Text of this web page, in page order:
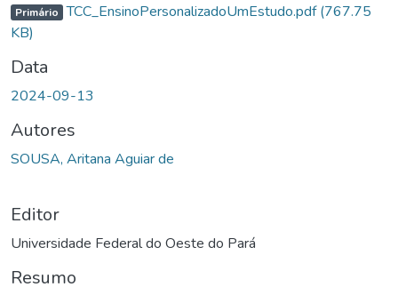
Primário TCC_EnsinoPersonalizadoUmEstudo.pdf(767.75
KB)
Data
2024-09-13
Autores
SOUSA, Aritana Aguiar de
Editor
Universidade Federal do Oeste do Pará
Resumo